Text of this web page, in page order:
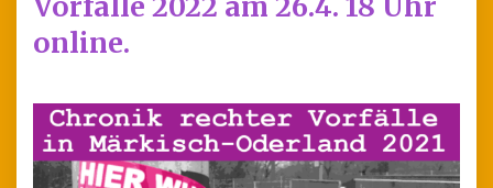
online.